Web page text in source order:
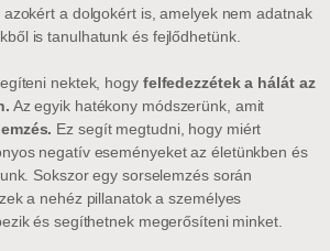
a dolgokért is, amelyek nem adatnak
is tanulhatunk és fejlődhetünk.
nektek, hogyfelfedezzétek a hálát az
Az egyik hatékony módszerünk, amit
Ez segít megtudni, hogy miért
negatív eseményeket az életünkben és
Sokszor egy sorselemzés során
a nehéz pillanatok a személyes
és segíthetnek megerősíteni minket.